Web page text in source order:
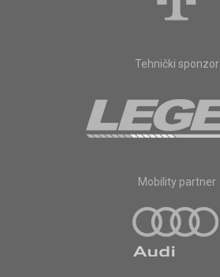
Tehnički sponzor
Mobility partner